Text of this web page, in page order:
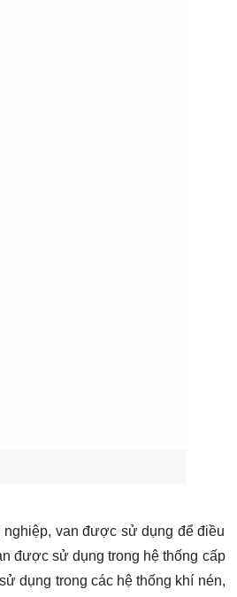
van được sử dụng để điều
được sử dụng trong hệ thống cấp
dụng trong các hệ thống khí nén,